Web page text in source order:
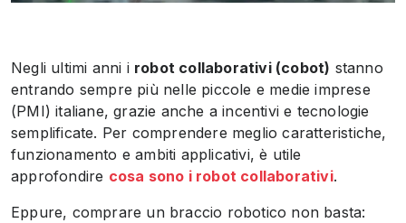
Negli ultimi anni i robot collaborativi (cobot) stanno
entrando sempre più nelle piccole e medie imprese
(PMI) italiane, grazie anche a incentivi e tecnologie
semplificate. Per comprendere meglio caratteristiche,
funzionamento e ambiti applicativi, è utile
approfondire cosa sono i robot collaborativi.
Eppure, comprare un braccio robotico non basta: